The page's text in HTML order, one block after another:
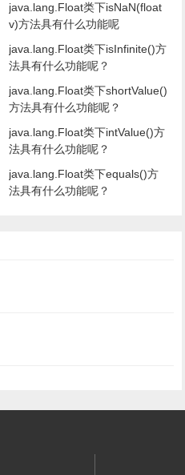
java.lang.Float类下isNaN(float
v)方法具有什么功能呢
java.lang.Float类下isInfinite()方
法具有什么功能呢？
java.lang.Float类下shortValue()
方法具有什么功能呢？
java.lang.Float类下intValue()方
法具有什么功能呢？
java.lang.Float类下equals()方
法具有什么功能呢？